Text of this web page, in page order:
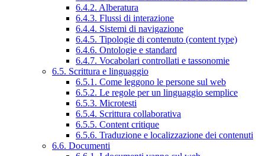
6.4.2. Alberatura
6.4.3. Flussi di interazione
6.4.4. Sistemi di navigazione
6.4.5. Tipologie di contenuto (content type)
6.4.6. Ontologie e standard
6.4.7. Vocabolari controllati e tassonomie
6.5. Scrittura e linguaggio
6.5.1. Come leggono le persone sul web
6.5.2. Le regole per un linguaggio semplice
6.5.3. Microtesti
6.5.4. Scrittura collaborativa
6.5.5. Content critique
6.5.6. Traduzione e localizzazione dei contenuti
6.6. Documenti